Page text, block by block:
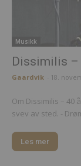
Musikk
Dissimilis –
Gaardvik 18.
Om Dissimilis – 40
svev av sted. -
Les mer